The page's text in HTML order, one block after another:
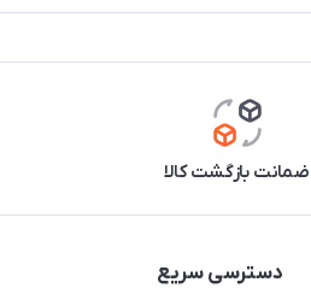
ضمانت بازگشت کالا
دسترسی سریع